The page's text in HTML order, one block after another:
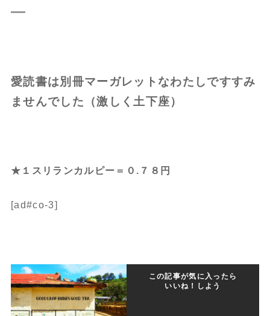
—
愛読書は別冊マーガレットなわたしですすみ
ませんでした（激しく土下座）
★１スリランカルピー＝０.７８円
[ad#co-3]
この記事が気に入ったら
いいね！しよう